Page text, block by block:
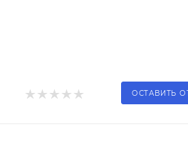
ОСТАВИТЬ